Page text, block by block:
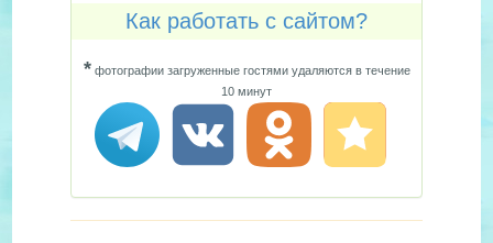
Как работать с сайтом?
*фотографии загруженные гостями удаляются в течение
10 минут